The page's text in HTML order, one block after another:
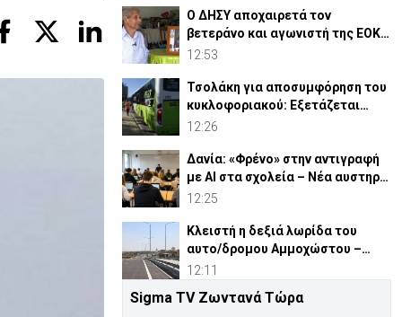
Ο ΔΗΣΥ αποχαιρετά τον
βετεράνο και αγωνιστή της ΕΟΚΑ
Παύλο Κασάπη
12:53
Τσολάκη για αποσυμφόρηση του
κυκλοφοριακού: Εξετάζεται
επέκταση Park & Ride
12:26
Δανία: «Φρένο» στην αντιγραφή
με AI στα σχολεία – Νέα αυστηρά
μέτρα
12:25
Κλειστή η δεξιά λωρίδα του
αυτο/δρομου Αμμοχώστου –
Λάρνακας λόγω οδικών έργων
12:11
Τουρκικά ΜΜΕ επαναφέρουν τις
Sigma TV Ζωντανά Τώρα